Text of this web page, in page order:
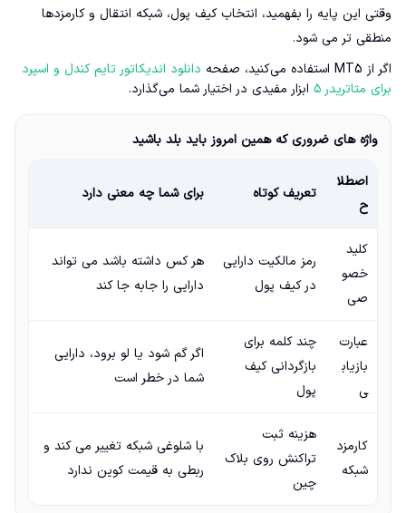
وقتی این پایه را بفهمید، انتخاب کیف پول، شبکه انتقال و کارمزدها
منطقی تر می شود.
اگر از MT5 استفاده می‌کنید، صفحه
دانلود اندیکاتور تایم کندل و اسپرد
برای متاتریدر ۵
ابزار مفیدی در اختیار شما می‌گذارد.
واژه های ضروری که همین امروز باید بلد باشید
اصطلا
ح
تعریف کوتاه برای شما چه معنی دارد
کلید
خصو
صی
رمز مالکیت دارایی
در کیف پول
هر کس داشته باشد می تواند
دارایی را جابه جا کند
عبارت
بازیاب
ی
چند کلمه برای
بازگردانی کیف
پول
اگر گم شود یا لو برود، دارایی
شما در خطر است
کارمزد
شبکه
هزینه ثبت
تراکنش روی بلاک
چین
با شلوغی شبکه تغییر می کند و
ربطی به قیمت کوین ندارد